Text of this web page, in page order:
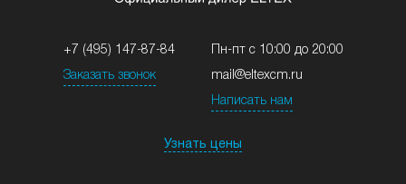
+7 (495) 147-87-84
Заказать звонок
Пн-пт с 10:00 до 20:00
mail@eltexcm.ru
Написать нам
Узнать цены